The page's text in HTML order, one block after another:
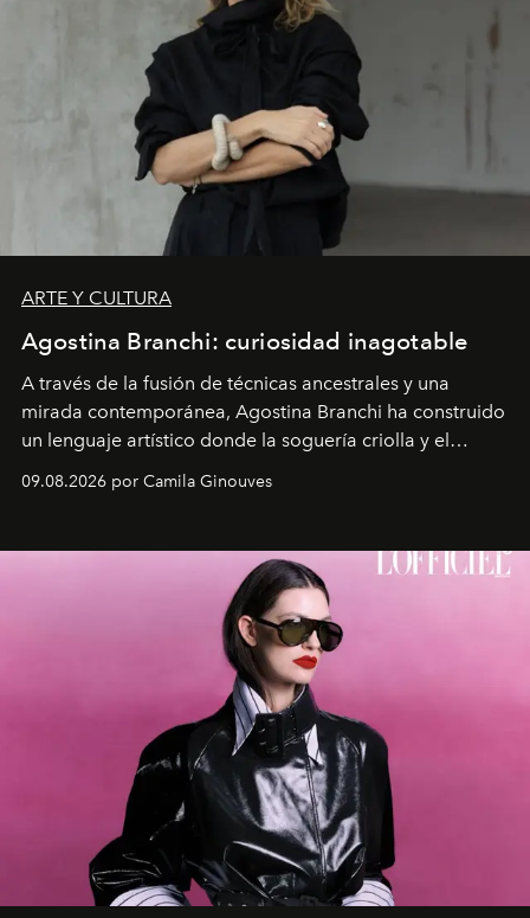
ARTE Y CULTURA
Agostina Branchi: curiosidad inagotable
A través de la fusión de técnicas ancestrales y una
mirada contemporánea, Agostina Branchi ha construido
un lenguaje artístico donde la soguería criolla y el
embarrilado dan vida a esculturas textiles tan rígidas
como fluidas. En septiembre la artista presentará una
Montecarmelo.
09.08.2026 por Camila Ginouves